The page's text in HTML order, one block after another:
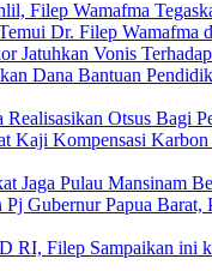
Filep Wamafma
Dr. Filep Wamafma
Jatuhkan Vonis
Dana Bantuan
Otsus Bagi
Kaji Kompensasi
Jaga Pulau Mansinam
Gubernur Papua Barat,
RI, Filep Sampaikan ini